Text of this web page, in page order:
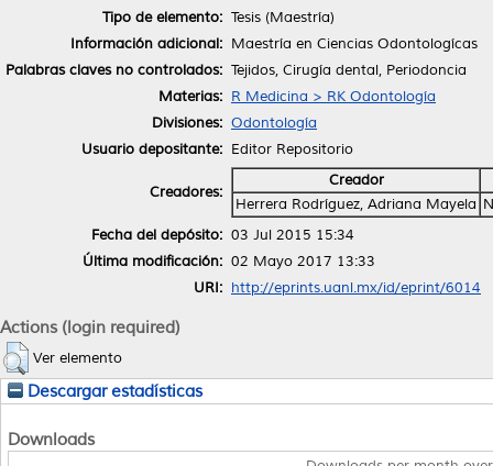
Tipo de elemento: Tesis (Maestría)
Información adicional: Maestría en Ciencias Odontologícas
Palabras claves no controlados: Tejidos, Cirugía dental, Periodoncia
Materias: R Medicina > RK Odontología
Divisiones: Odontología
Usuario depositante: Editor Repositorio
Creadores:
Creador
Herrera Rodríguez, Adriana Mayela
Fecha del depósito: 03 Jul 2015 15:34
Última modificación: 02 Mayo 2017 13:33
URI: http://eprints.uanl.mx/id/eprint/6014
Actions (login required)
Ver elemento
Descargar estadísticas
Downloads